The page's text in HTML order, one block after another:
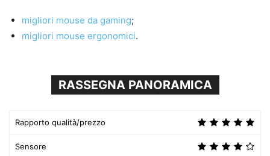
migliori mouse da gaming;
migliori mouse ergonomici.
RASSEGNA PANORAMICA
Rapporto qualità/prezzo
Sensore